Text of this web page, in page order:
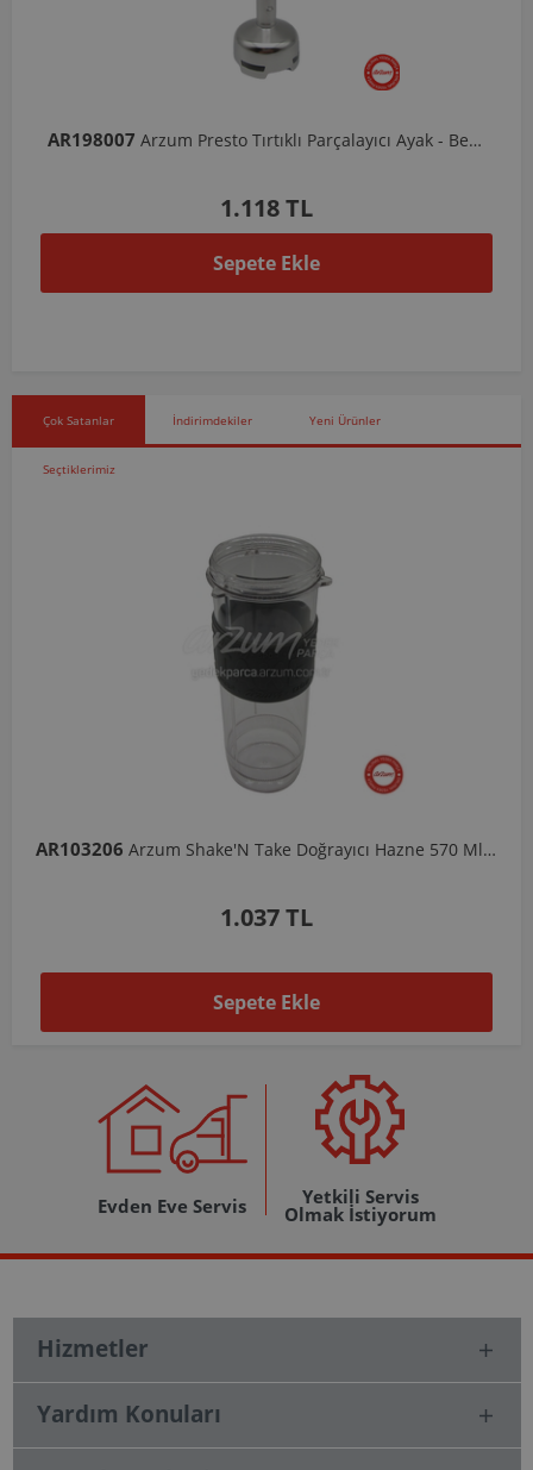
AR198007 Arzum Presto Tırtıklı Parçalayıcı Ayak - Beyaz
1.118 TL
Sepete Ekle
Çok Satanlar İndirimdekiler Yeni Ürünler
Seçtiklerimiz
AR103206 Arzum Shake'N Take Doğrayıcı Hazne 570 Ml-Koyu Gri
1.037 TL
Sepete Ekle
Evden Eve Servis Yetkili Servis
Olmak İstiyorum
Hizmetler
Yardım Konuları